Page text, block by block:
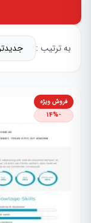
به ترتیب :
فروش ویژه
-14%